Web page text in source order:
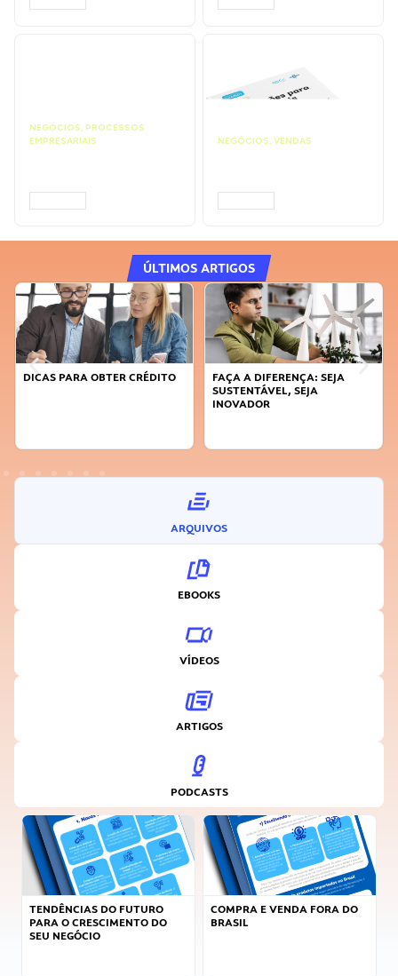
NEGÓCIOS, PROCESSOS
EMPRESARIAIS
NEGÓCIOS, VENDAS
ÚLTIMOS ARTIGOS
DICAS PARA OBTER CRÉDITO
FAÇA A DIFERENÇA: SEJA
SUSTENTÁVEL, SEJA
INOVADOR
ARQUIVOS
EBOOKS
VÍDEOS
ARTIGOS
PODCASTS
TENDÊNCIAS DO FUTURO
PARA O CRESCIMENTO DO
SEU NEGÓCIO
COMPRA E VENDA FORA DO
BRASIL